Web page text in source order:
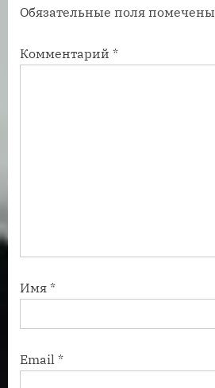
ь
с
:
Обязательные поля помечены
Комментарий *
Имя *
Email *